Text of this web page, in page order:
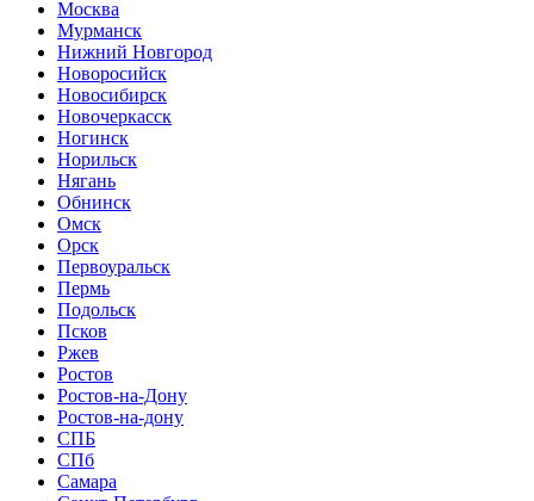
Москва
Мурманск
Нижний Новгород
Новоросийск
Новосибирск
Новочеркасск
Ногинск
Норильск
Нягань
Обнинск
Омск
Орск
Первоуральск
Пермь
Подольск
Псков
Ржев
Ростов
Ростов-на-Дону
Ростов-на-дону
СПБ
СПб
Самара